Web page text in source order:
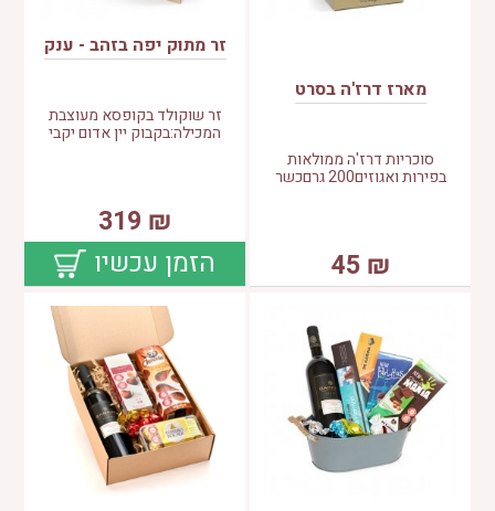
מארז דרז'ה בסרט
סוכריות דרז'ה ממולאות
בפירות ואגוזים200 גרםכשר
₪
45
זר מתוק יפה בזהב - ענק
זר שוקולד בקופסא מעוצבת
המכילה:בקבוק יין אדום יקבי
₪
319
הזמן עכשיו